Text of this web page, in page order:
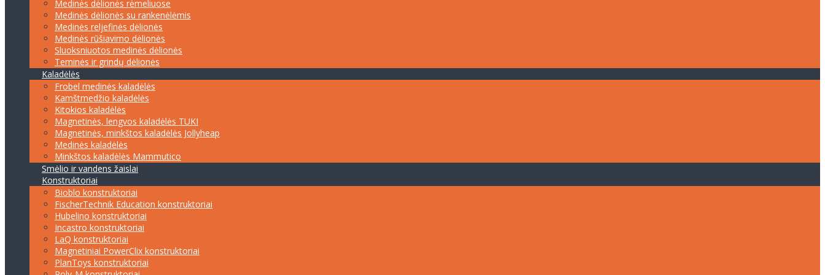
Medinės dėlionės rėmeliuose
Medinės dėlionės su rankenėlėmis
Medinės reljefinės dėlionės
Medinės rūšiavimo dėlionės
Sluoksniuotos medinės dėlionės
Teminės ir grindų dėlionės
Kaladėlės
Frobel medinės kaladėlės
Kamštmedžio kaladėlės
Kitokios kaladėlės
Magnetinės, lengvos kaladėlės TUKI
Magnetinės, minkštos kaladėlės Jollyheap
Medinės kaladėlės
Minkštos kaladėlės Mammutico
Smėlio ir vandens žaislai
Konstruktoriai
Bioblo konstruktoriai
FischerTechnik Education konstruktoriai
Hubelino konstruktoriai
Incastro konstruktoriai
LaQ konstruktoriai
Magnetiniai PowerClix konstruktoriai
PlanToys konstruktoriai